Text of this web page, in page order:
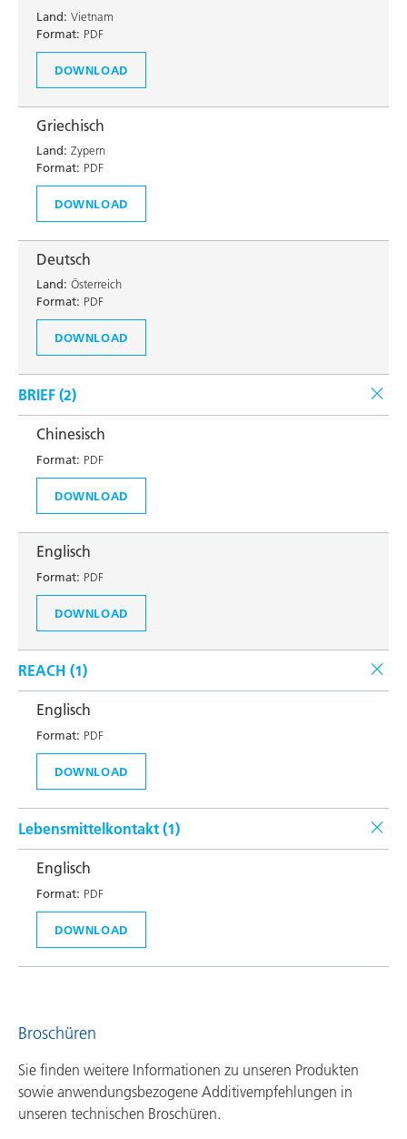
Land: Vietnam
Format: PDF
DOWNLOAD
Griechisch
Land: Zypern
Format: PDF
DOWNLOAD
Deutsch
Land: Österreich
Format: PDF
DOWNLOAD
BRIEF (2)
Chinesisch
Format: PDF
DOWNLOAD
Englisch
Format: PDF
DOWNLOAD
REACH (1)
Englisch
Format: PDF
DOWNLOAD
Lebensmittelkontakt (1)
Englisch
Format: PDF
DOWNLOAD
Broschüren
Sie finden weitere Informationen zu unseren Produkten
sowie anwendungsbezogene Additivempfehlungen in
unseren technischen Broschüren.